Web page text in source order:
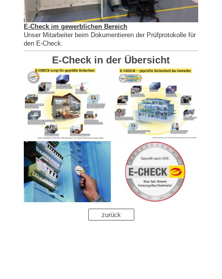
E-Check im gewerblichen Bereich
Unser Mitarbeiter beim Dokumentieren der Prüfprotokolle für
den E-Check.
E-Check in der Übersicht
zurück